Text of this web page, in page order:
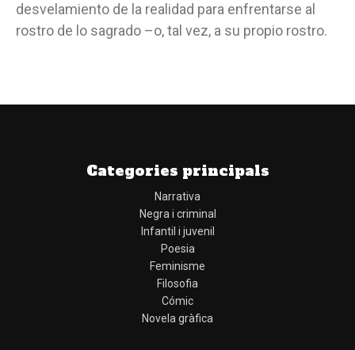
desvelamiento de la realidad para enfrentarse al
rostro de lo sagrado –o, tal vez, a su propio rostro.
Categories principals
Narrativa
Negra i criminal
Infantil i juvenil
Poesia
Feminisme
Filosofia
Cómic
Novela gràfica